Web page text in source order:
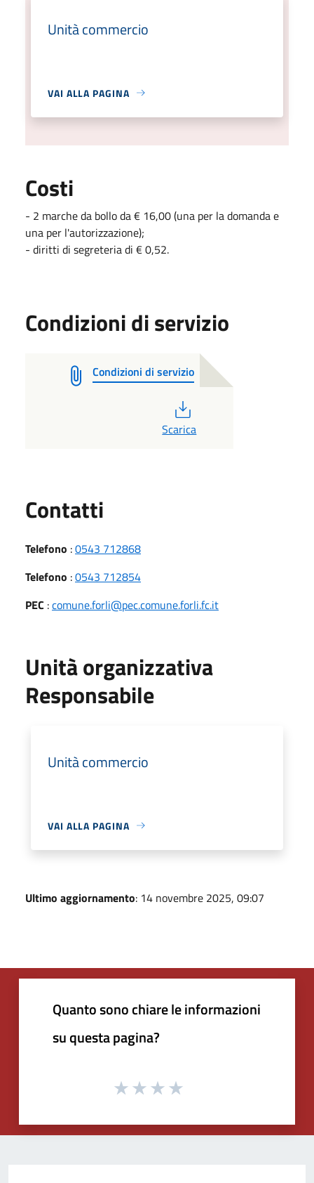
Unità commercio
VAI ALLA PAGINA
Costi
- 2 marche da bollo da € 16,00 (una per la domanda e
una per l'autorizzazione);
- diritti di segreteria di € 0,52.
Condizioni di servizio
Condizioni di servizio
Scarica
Contatti
Telefono :0543 712868
Telefono :0543 712854
PEC :comune.forli@pec.comune.forli.fc.it
Unità organizzativa
Responsabile
Unità commercio
VAI ALLA PAGINA
Ultimo aggiornamento: 14 novembre 2025, 09:07
Quanto sono chiare le informazioni
su questa pagina?